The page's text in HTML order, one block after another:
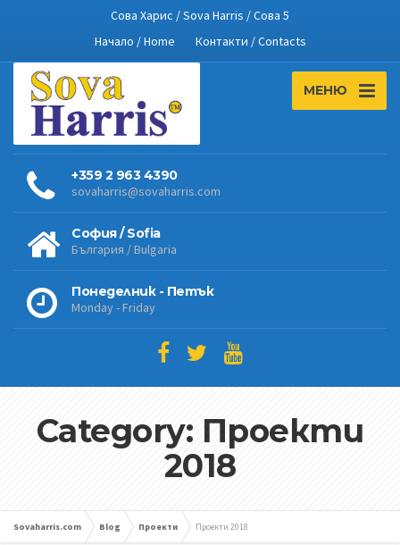
Сова Харис / Sova Harris / Сова 5
Начало / Home
Контакти / Contacts
МЕНЮ
+359 2 963 4390
sovaharris@sovaharris.com
София / Sofia
България / Bulgaria
Понеделник - Петък
Monday - Friday
Category: Проекти
2018
Sovaharris.com Blog Проекти Проекти 2018